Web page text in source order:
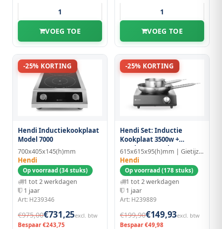
VOEG TOE VOEG TOE
-25% KORTING
Hendi Inductiekookplaat
Model 7000
700x405x145(h)mm
Hendi
Op voorraad (34 stuks)
1 tot 2 werkdagen
1 jaar
Art: H239346
€975,00€731,25excl. btw
Bespaar €243,75
-25% KORTING
Hendi Set: Inductie
Kookplaat 3500w +
Steelpan + Koekenpan
615x615x95(h)mm | Gietijzer/Glas
Hendi
Op voorraad (178 stuks)
1 tot 2 werkdagen
1 jaar
Art: H239889
€199,90€149,93excl. btw
Bespaar €49,98